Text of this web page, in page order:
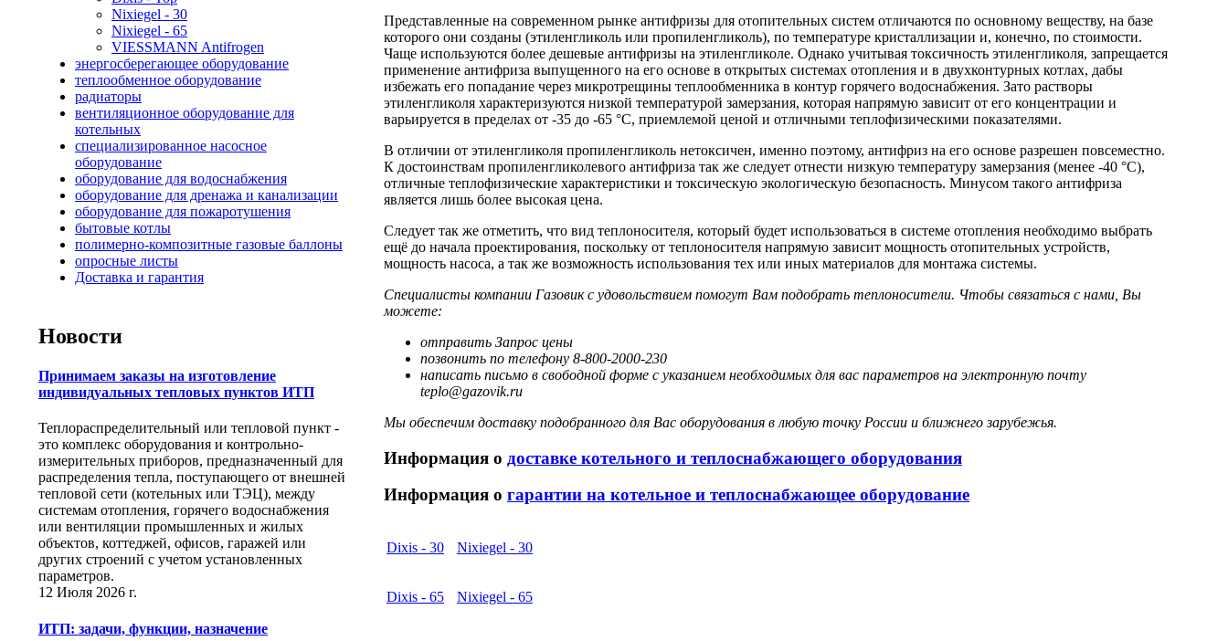
Nixiegel - 30
Nixiegel - 65
VIESSMANN Antifrogen
энергосберегающее оборудование
теплообменное оборудование
радиаторы
вентиляционное оборудование для
котельных
специализированное насосное
оборудование
оборудование для водоснабжения
оборудование для дренажа и канализации
оборудование для пожаротушения
бытовые котлы
полимерно-композитные газовые баллоны
опросные листы
Доставка и гарантия
Новости
Принимаем заказы на изготовление
индивидуальных тепловых пунктов ИТП
Теплораспределительный или тепловой пункт -
это комплекс оборудования и контрольно-
измерительных приборов, предназначенный для
распределения тепла, поступающего от внешней
тепловой сети (котельных или ТЭЦ), между
системам отопления, горячего водоснабжения
или вентиляции промышленных и жилых
объектов, коттеджей, офисов, гаражей или
других строений с учетом установленных
параметров.
12 Июля 2026 г.
ИТП: задачи, функции, назначение
Представленные на современном рынке антифризы для отопительных систем отличаются по основному веществу, на базе
которого они созданы (этиленгликоль или пропиленгликоль), по температуре кристаллизации и, конечно, по стоимости.
Чаще используются более дешевые антифризы на этиленгликоле. Однако учитывая токсичность этиленгликоля, запрещается
применение антифриза выпущенного на его основе в открытых системах отопления и в двухконтурных котлах, дабы
избежать его попадание через микротрещины теплообменника в контур горячего водоснабжения. Зато растворы
этиленгликоля характеризуются низкой температурой замерзания, которая напрямую зависит от его концентрации и
варьируется в пределах от -35 до -65 °C, приемлемой ценой и отличными теплофизическими показателями.
В отличии от этиленгликоля пропиленгликоль нетоксичен, именно поэтому, антифриз на его основе разрешен повсеместно.
К достоинствам пропиленгликолевого антифриза так же следует отнести низкую температуру замерзания (менее -40 °C),
отличные теплофизические характеристики и токсическую экологическую безопасность. Минусом такого антифриза
является лишь более высокая цена.
Следует так же отметить, что вид теплоносителя, который будет использоваться в системе отопления необходимо выбрать
ещё до начала проектирования, поскольку от теплоносителя напрямую зависит мощность отопительных устройств,
мощность насоса, а так же возможность использования тех или иных материалов для монтажа системы.
Специалисты компании Газовик c удовольствием помогут Вам подобрать теплоносители. Чтобы связаться с нами, Вы
можете:
отправить Запрос цены
позвонить по телефону 8-800-2000-230
написать письмо в свободной форме с указанием необходимых для вас параметров на электронную почту
teplo@gazovik.ru
Мы обеспечим доставку подобранного для Вас оборудования в любую точку России и ближнего зарубежья.
Информация о доставке котельного и теплоснабжающего оборудования
Информация о гарантии на котельное и теплоснабжающее оборудование
Dixis - 30 Nixiegel - 30
Dixis - 65 Nixiegel - 65